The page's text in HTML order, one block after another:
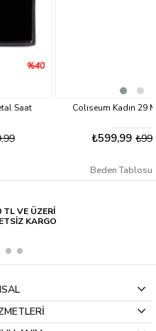
Colıseum Kadın 29 Metal Saat
₺999,99
Beden Tablosu
TL VE ÜZERİ
KARGO